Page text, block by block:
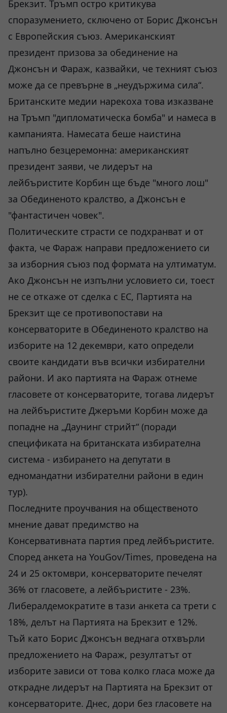
Брекзит. Тръмп остро критикува
споразумението, сключено от Борис Джонсън
с Европейския съюз. Американският
президент призова за обединение на
Джонсън и Фараж, казвайки, че техният съюз
може да се превърне в „неудържима сила“.
Британските медии нарекоха това изказване
на Тръмп "дипломатическа бомба" и намеса в
кампанията. Намесата беше наистина
напълно безцеремонна: американският
президент заяви, че лидерът на
лейбъристите Корбин ще бъде "много лош"
за Обединеното кралство, а Джонсън е
"фантастичен човек".
Политическите страсти се подхранват и от
факта, че Фараж направи предложението си
за изборния съюз под формата на ултиматум.
Ако Джонсън не изпълни условието си, тоест
не се откаже от сделка с ЕС, Партията на
Брекзит ще се противопостави на
консерваторите в Обединеното кралство на
изборите на 12 декември, като определи
своите кандидати във всички избирателни
райони. И ако партията на Фараж отнеме
гласовете от консерваторите, тогава лидерът
на лейбъристите Джеръми Корбин може да
попадне на „Даунинг стрийт“ (поради
спецификата на британската избирателна
система - избирането на депутати в
едномандатни избирателни райони в един
тур).
Последните проучвания на общественото
мнение дават предимство на
Консервативната партия пред лейбъристите.
Според анкета на YouGov/Times, проведена на
24 и 25 октомври, консерваторите печелят
36% от гласовете, а лейбъристите - 23%.
Либералдемократите в тази анкета са трети с
18%, делът на Партията на Брекзит е 12%.
Тъй като Борис Джонсън веднага отхвърли
предложението на Фараж, резултатът от
изборите зависи от това колко гласа може да
открадне лидерът на Партията на Брекзит от
консерваторите. Днес, дори без гласовете на